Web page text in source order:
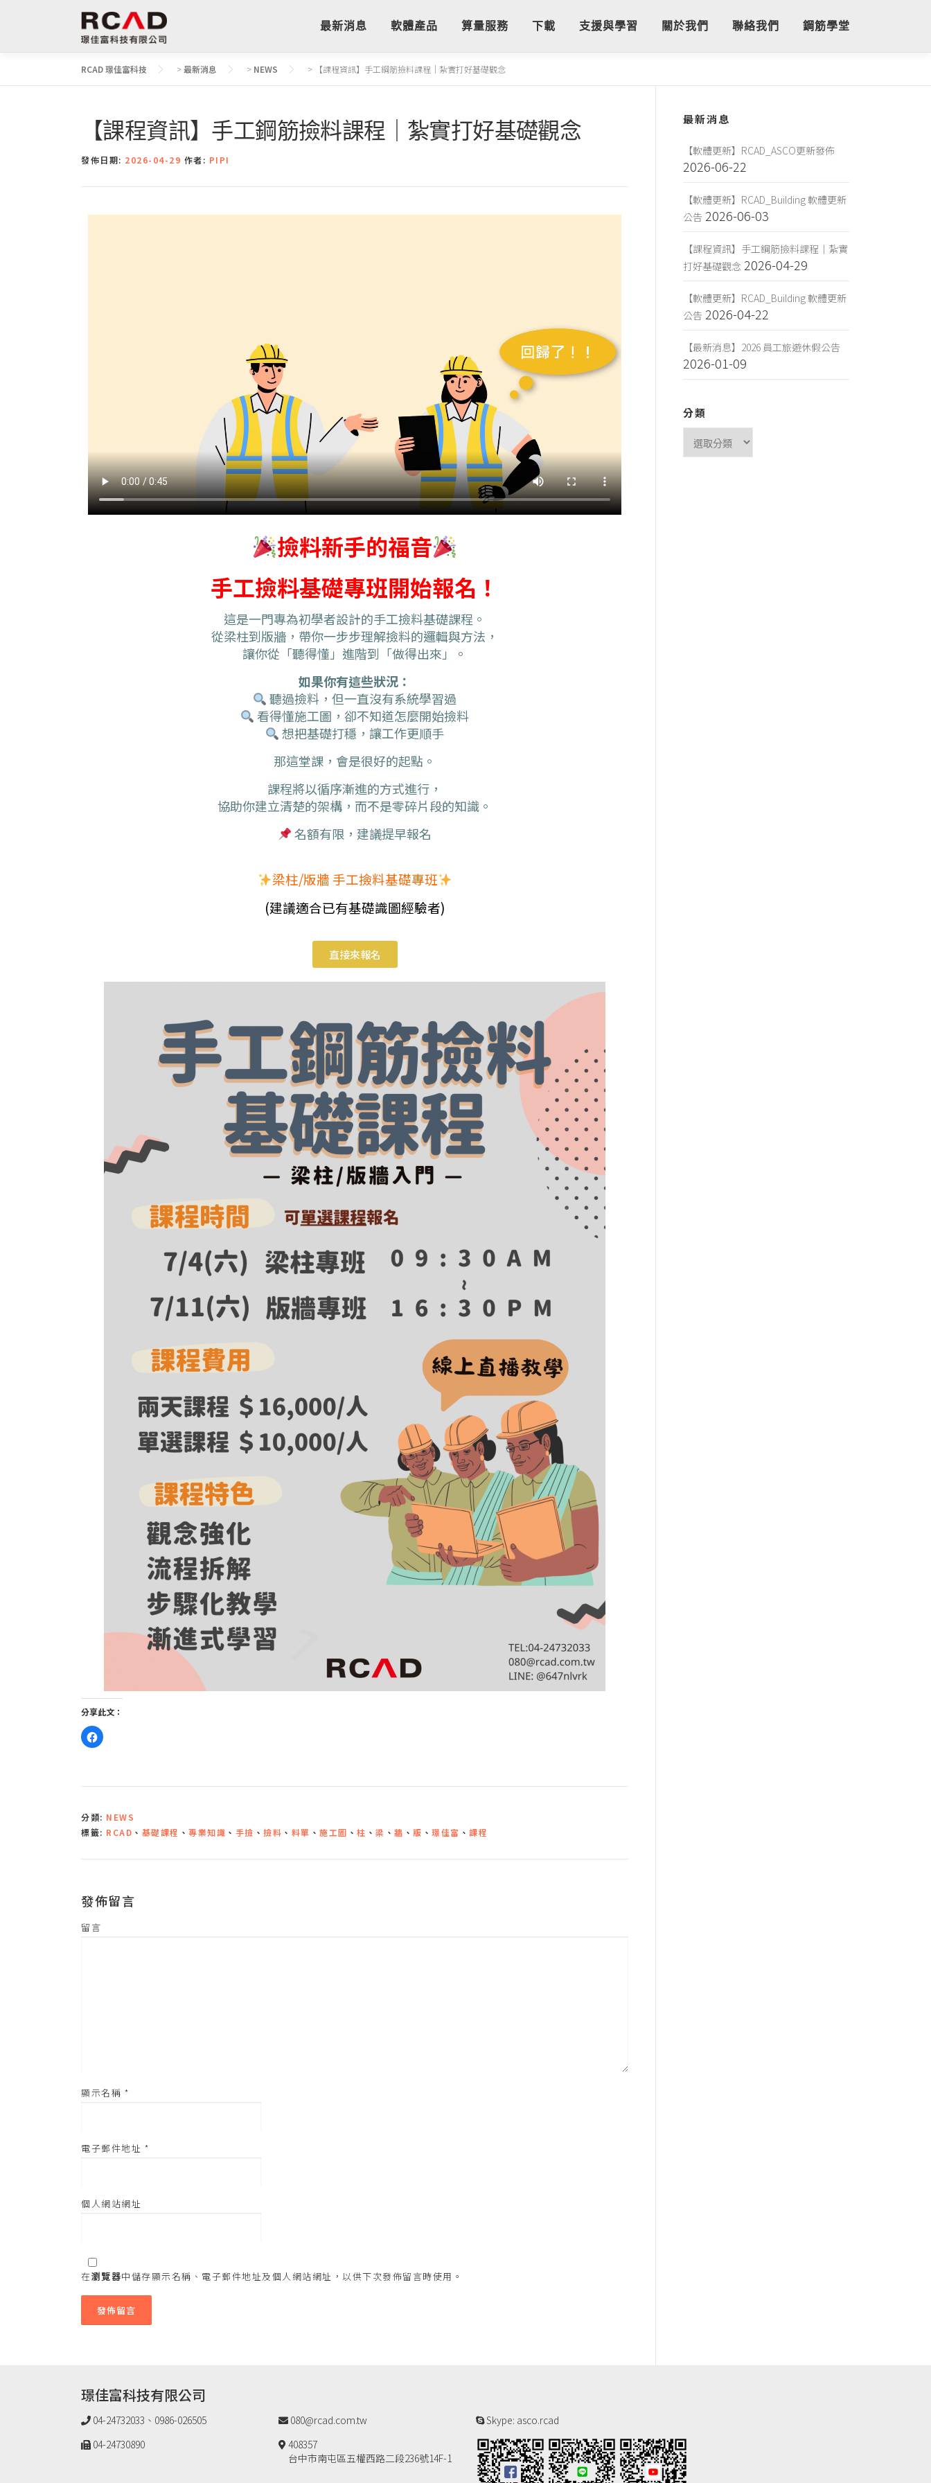
最新消息 軟體產品 算量服務 下載 支援與學習 關於我們 聯絡我們 鋼筋學堂
RCAD 璟佳富科技 >最新消息 > NEWS > 【課程資訊】手工鋼筋撿料課程｜紮實打好基礎觀念
【課程資訊】手工鋼筋撿料課程｜紮實打好基礎觀念
發佈日期: 2026-04-29 作者: PIPI
撿料新手的福音
手工撿料基礎專班開始報名！
這是一門專為初學者設計的手工撿料基礎課程。
從梁柱到版牆，帶你一步步理解撿料的邏輯與方法，
讓你從「聽得懂」進階到「做得出來」。
如果你有這些狀況：
聽過撿料，但一直沒有系統學習過
看得懂施工圖，卻不知道怎麼開始撿料
想把基礎打穩，讓工作更順手
那這堂課，會是很好的起點。
課程將以循序漸進的方式進行，
協助你建立清楚的架構，而不是零碎片段的知識。
名額有限，建議提早報名
梁柱/版牆 手工撿料基礎專班
(建議適合已有基礎識圖經驗者)
直接來報名
分享此文：
按
一
e
b
o
窗
中
開
)
分類: NEWS
標籤: RCAD 、 基礎課程 、 專業知識 、 手撿 、 撿料 、 料單 、 施工圖 、 柱 、 梁 、 牆 、 版 、 璟佳富 、 課程
發佈留言
留言
顯示名稱 *
電子郵件地址 *
個人網站網址
在瀏覽器中儲存顯示名稱、電子郵件地址及個人網站網址，以供下次發佈留言時使用。
最新消息
【軟體更新】RCAD_ASCO更新發佈
2026-06-22
【軟體更新】RCAD_Building 軟體更新
公告 2026-06-03
【課程資訊】手工鋼筋撿料課程｜紮實
打好基礎觀念 2026-04-29
【軟體更新】RCAD_Building 軟體更新
公告 2026-04-22
【最新消息】2026 員工旅遊休假公告
2026-01-09
分類
璟佳富科技有限公司
04-24732033、0986-026505
04-24730890
080@rcad.com.tw
408357
台中市南屯區五權西路二段236號14F-1
Skype: asco.rcad